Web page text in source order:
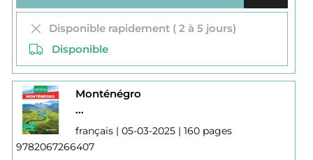
Disponible rapidement ( 2 à 5 jours)
Disponible
Monténégro
...
français | 05-03-2025 | 160 pages
9782067266407